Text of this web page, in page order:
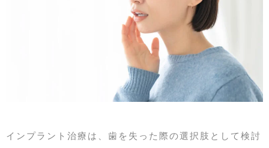
インプラント治療は、歯を失った際の選択肢として検討